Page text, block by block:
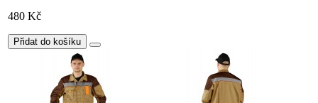
480 Kč
Přidat do košíku